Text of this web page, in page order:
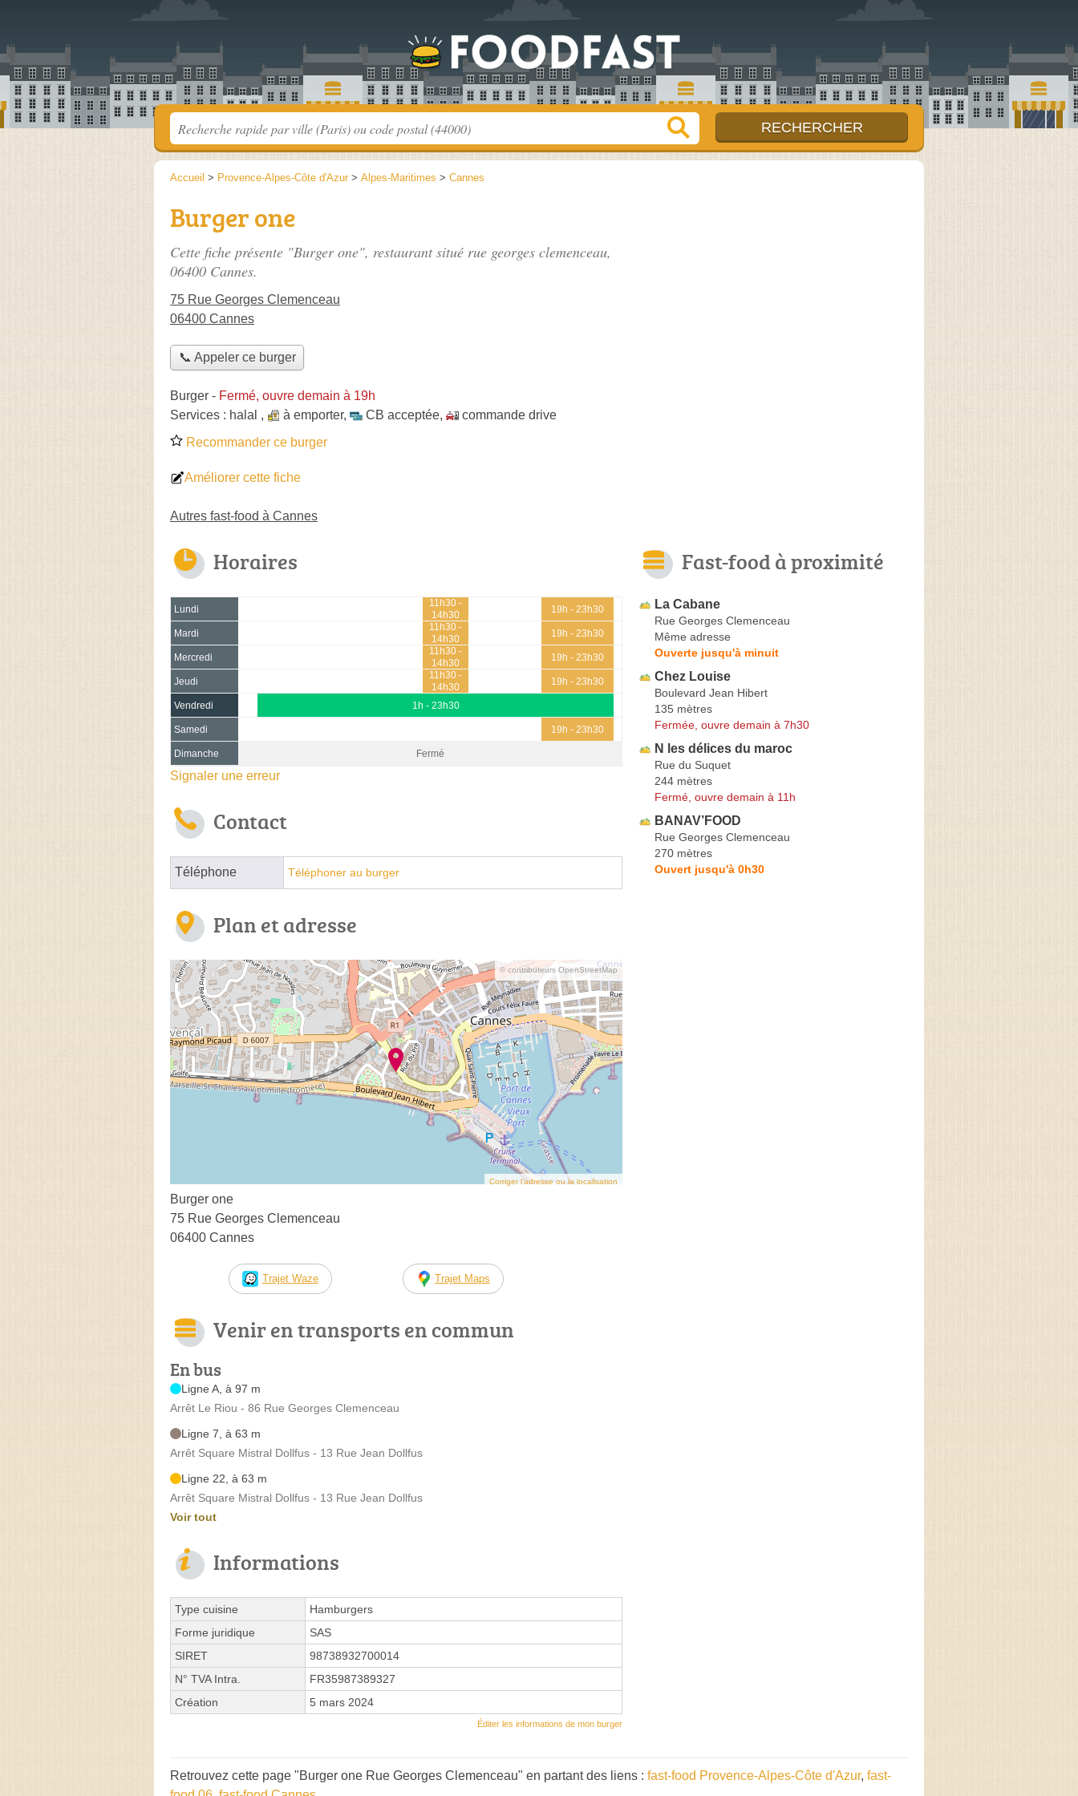
Accueil > Provence-Alpes-Côte d'Azur > Alpes-Maritimes > Cannes
Burger one
Cette fiche présente "Burger one", restaurant situé rue georges clemenceau,
06400 Cannes.
75 Rue Georges Clemenceau
06400 Cannes
📞 Appeler ce burger
Burger - Fermé, ouvre demain à 19h
Services : halal , à emporter, CB acceptée,
commande drive
Recommander ce burger
Améliorer cette fiche
Autres fast-food à Cannes
Horaires
Lundi
11h30 -
14h30
19h - 23h30
Mardi
11h30 -
14h30
19h - 23h30
Mercredi
11h30 -
14h30
19h - 23h30
Jeudi
11h30 -
14h30
19h - 23h30
Vendredi 1h - 23h30
Samedi 19h - 23h30
Dimanche Fermé
Signaler une erreur
Contact
Téléphone Téléphoner au burger
Plan et adresse
© contributeurs OpenStreetMap
Corriger l’adresse ou la localisation
Burger one
75 Rue Georges Clemenceau
06400 Cannes
Trajet Waze Trajet Maps
Venir en transports en commun
En bus
Ligne A, à 97 m
Arrêt Le Riou - 86 Rue Georges Clemenceau
Ligne 7, à 63 m
Arrêt Square Mistral Dollfus - 13 Rue Jean Dollfus
Ligne 22, à 63 m
Arrêt Square Mistral Dollfus - 13 Rue Jean Dollfus
Voir tout
Informations
Type cuisine
Hamburgers
Forme juridique
SAS
SIRET
98738932700014
N° TVA Intra.
FR35987389327
Création
5 mars 2024
Éditer les informations de mon burger
Fast-food à proximité
La Cabane
Rue Georges Clemenceau
Même adresse
Ouverte jusqu'à minuit
Chez Louise
Boulevard Jean Hibert
135 mètres
Fermée, ouvre demain à 7h30
N les délices du maroc
Rue du Suquet
244 mètres
Fermé, ouvre demain à 11h
BANAV’FOOD
Rue Georges Clemenceau
270 mètres
Ouvert jusqu'à 0h30
Retrouvez cette page "Burger one Rue Georges Clemenceau" en partant des liens : fast-food Provence-Alpes-Côte d'Azur, fast-